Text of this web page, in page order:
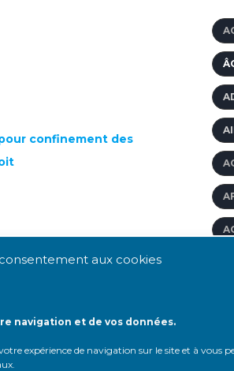
aux cookies
navigation et de vos données.
expérience de navigation sur le site et à vous
confinement des
préparer à l’épidémie
à jour